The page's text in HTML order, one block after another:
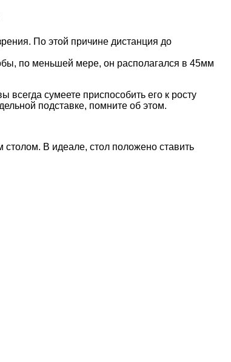
По этой причине дистанция до
по меньшей мере, он располагался в 45мм
сумеете приспособить его к росту
подставке, помните об этом.
В идеале, стол положено ставить